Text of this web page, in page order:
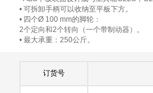
• 可拆卸手柄可以收纳至平板下方。
• 四个Ø 100 mm的脚轮：
2个定向和2个转向（一个带制动器）。
• 最大承重：250公斤。
订货号